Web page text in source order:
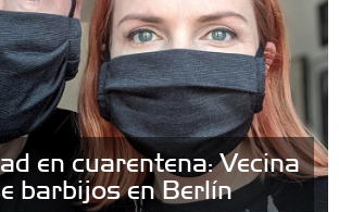
en cuarentena: Vecina
barbijos en Berlín